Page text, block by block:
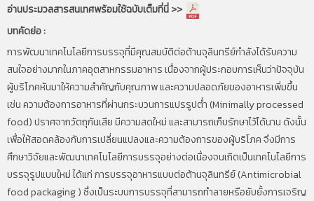
อ่านประมวลสารสนเทศพร้อมใช้ฉบับเต็มที่นี่ >>
บทคัดย่อ :
การพัฒนาเทคโนโลยีการบรรจุที่มีคุณสมบัติต่อต้านจุลินทรีย์กำลังได้รับความ
สนใจอย่างมากในภาคอุตสาหกรรมอาหาร เนื่องจากผู้ประกอบการเห็นว่าปัจจุบัน
ผู้บริโภคหันมาให้ความสำคัญกับคุณภาพ และความปลอดภัยของอาหารเพิ่มขึ้น
เช่น ความต้องการอาหารที่ผ่านกระบวนการแปรรูปต่ำ (Minimally processed
food) ปราศจากวัตถุกันเสีย มีความสดใหม่ และสามารถเก็บรักษาไว้ได้นาน ดังนั้น
เพื่อให้สอดคล้องกับการเปลี่ยนแปลงและความต้องการของผู้บริโภค จึงมีการ
ศึกษาวิจัยและพัฒนาเทคโนโลยีการบรรจุอย่างต่อเนื่องจนเกิดเป็นเทคโนโลยีการ
บรรจุรูปแบบใหม่ ได้แก่ การบรรจุอาหารแบบต่อต้านจุลินทรีย์ (Antimicrobial
food packaging ) ซึ่งเป็นระบบการบรรจุที่สามารถทำลายหรือยับยั้งการเจริญ